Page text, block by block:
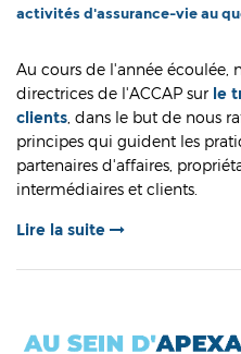
activités d'assurance-vie au
Au cours de l'année écoulée,
directrices de l'ACCAP sur le
clients , dans le but de nous
principes qui guident les
partenaires d'affaires,
intermédiaires et clients.
Lire la suite